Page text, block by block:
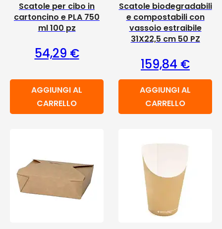
Scatole per cibo in
cartoncino e PLA 750
ml 100 pz
54,29 €
AGGIUNGI AL
CARRELLO
Scatole biodegradabili
e compostabili con
vassoio estraibile
31X22,5 cm 50 PZ
159,84 €
AGGIUNGI AL
CARRELLO